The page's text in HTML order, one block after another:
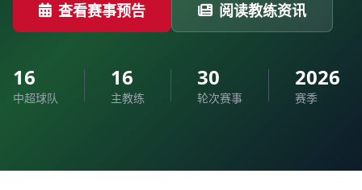
查看赛事预告 阅读教练资讯
16
中超球队
16
主教练
30
轮次赛事
2026
赛季